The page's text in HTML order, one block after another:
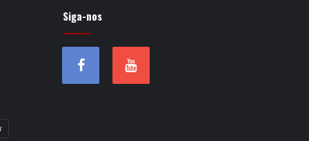
Siga-nos